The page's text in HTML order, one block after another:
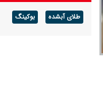
طلای آبشده بوکینگ